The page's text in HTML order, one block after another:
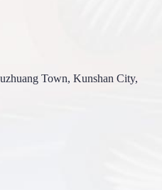
Town, Kunshan City,